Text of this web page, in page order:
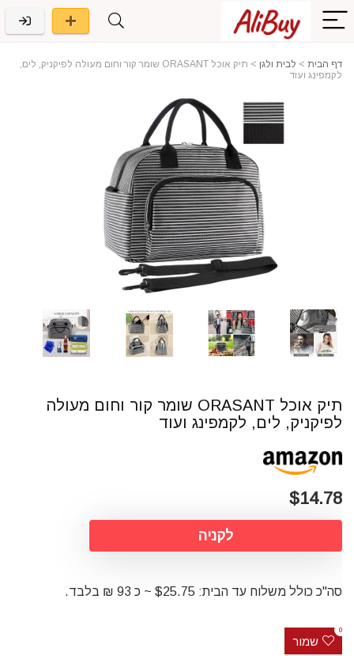
דף הבית > לבית ולגן >
תיק אוכל ORASANT שומר קור וחום מעולה לפיקניק, לים,
לקמפינג ועוד
תיק אוכל ORASANT שומר קור וחום מעולה
לפיקניק, לים, לקמפינג ועוד
$14.78
לקניה
סה"כ כולל משלוח עד הבית: $25.75 ~ כ 93 ₪ בלבד.
שמור
0